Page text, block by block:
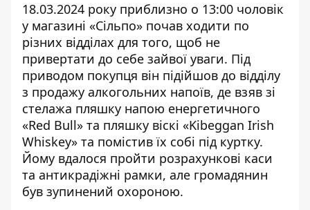
18.03.2024 року приблизно о 13:00 чоловік
у магазині «Сільпо» почав ходити по
різних відділах для того, щоб не
привертати до себе зайвої уваги. Під
приводом покупця він підійшов до відділу
з продажу алкогольних напоїв, де взяв зі
стелажа пляшку напою енергетичного
«Red Bull» та пляшку віскі «Kibeggan Irish
Whiskey» та помістив їх собі під куртку.
Йому вдалося пройти розрахункові каси
та антикрадіжні рамки, але громадянин
був зупинений охороною.